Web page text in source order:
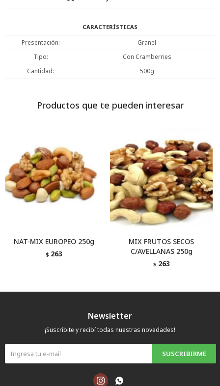
CARACTERÍSTICAS
Presentación
Granel
Tipo
Con Cramberries
Cantidad
500g
Productos que te pueden interesar
NAT-MIX EUROPEO 250g
$ 263
MIX FRUTOS SECOS
C/AVELLANAS 250g
$ 263
Newsletter
¡Suscribite y recibí todas nuestras novedades!
SUSCRIBIRME
 